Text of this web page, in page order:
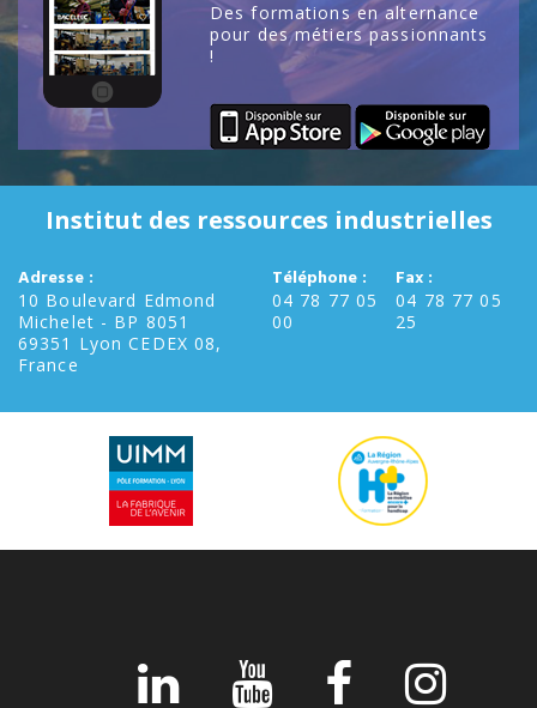
Des formations en alternance
pour des métiers passionnants
!
Institut des ressources industrielles
Adresse :
10 Boulevard Edmond
Michelet - BP 8051
69351 Lyon CEDEX 08,
France
Téléphone :
04 78 77 05
00
Fax :
04 78 77 05
25